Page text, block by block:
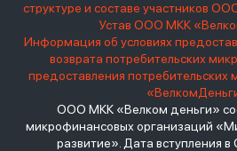
структуре и составе участников
Устав ООО МКК
Информация об условиях
возврата потребительских
предоставления
ООО МКК «Велком деньги»
микрофинансовых организаций
развитие». Дата вступления в